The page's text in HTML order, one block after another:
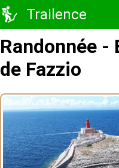
Trailence
Randonnée -
de Fazzio